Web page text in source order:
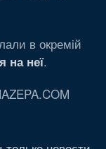
в окремій
на неї.